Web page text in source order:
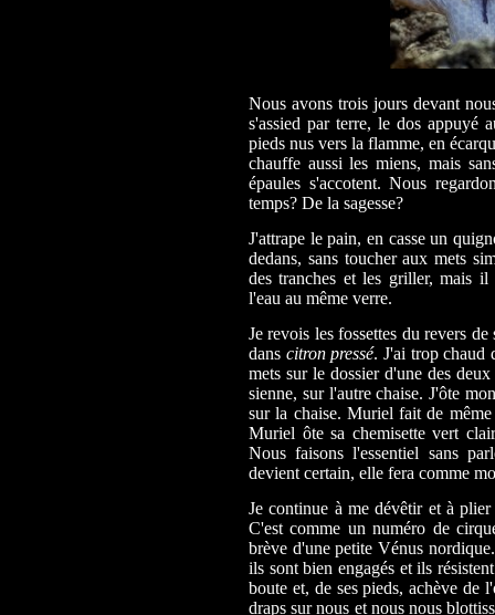
Nous avons trois jours devant
s'assied par terre, le dos appuyé
pieds nus vers la flamme, en
chauffe aussi les miens, mais
épaules s'accotent. Nous
temps? De la sagesse?
J'attrape le pain, en casse un
dedans, sans toucher aux mets
des tranches et les griller, mais
l'eau au même verre.
Je revois les fossettes du revers
dans citron pressé. J'ai trop chaud
mets sur le dossier d'une des
sienne, sur l'autre chaise. J'ôte
sur la chaise. Muriel fait de
Muriel ôte sa chemisette vert
Nous faisons l'essentiel sans
devient certain, elle fera comme
Je continue à me dévêtir et à
C'est comme un numéro de
brève d'une petite Vénus
ils sont bien engagés et ils
boute et, de ses pieds, achève de
draps sur nous et nous nous